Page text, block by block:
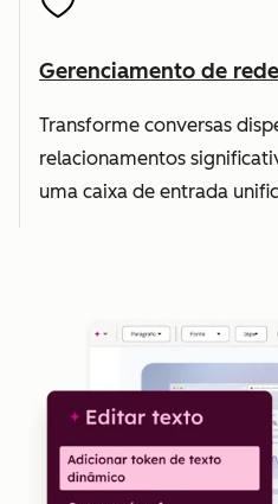
Gerenciamento de
Transforme conversas
relacionamentos
uma caixa de entrada